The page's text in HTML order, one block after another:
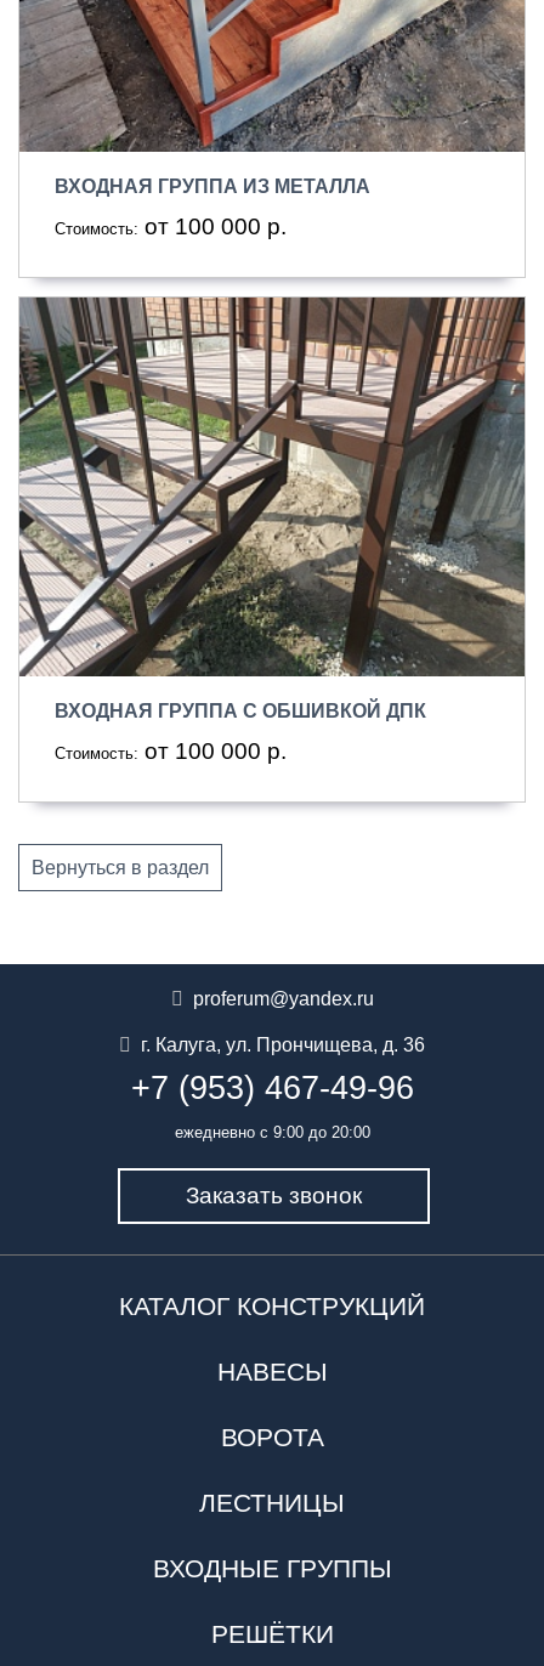
ВХОДНАЯ ГРУППА ИЗ МЕТАЛЛА
Стоимость: от 100 000 р.
ВХОДНАЯ ГРУППА С ОБШИВКОЙ ДПК
Стоимость: от 100 000 р.
Вернуться в раздел
proferum@yandex.ru
г. Калуга, ул. Прончищева, д. 36
+7 (953) 467-49-96
ежедневно с 9:00 до 20:00
Заказать звонок
КАТАЛОГ КОНСТРУКЦИЙ
НАВЕСЫ
ВОРОТА
ЛЕСТНИЦЫ
ВХОДНЫЕ ГРУППЫ
РЕШЁТКИ